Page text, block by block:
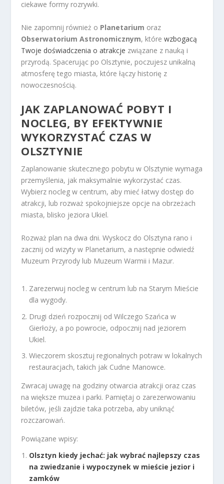
ciekawe formy rozrywki.
Nie zapomnij również o Planetarium oraz
Obserwatorium Astronomicznym, którewzbogacą
Twoje doświadczenia o atrakcje związane z nauką i
przyrodą. Spacerując po Olsztynie, poczujesz unikalną
atmosferę tego miasta, które łączy historię z
nowoczesnością.
JAK ZAPLANOWAĆ POBYT I
NOCLEG, BY EFEKTYWNIE
WYKORZYSTAĆ CZAS W
OLSZTYNIE
Zaplanowanie skutecznego pobytu w Olsztynie wymaga
przemyślenia, jak maksymalnie wykorzystać czas.
Wybierz nocleg w centrum, aby mieć łatwy dostęp do
atrakcji, lub rozważ spokojniejsze opcje na obrzeżach
miasta, blisko jeziora Ukiel.
Rozważ plan na dwa dni. Wyskocz do Olsztyna rano i
zacznij od wizyty w Planetarium, a następnie odwiedź
Muzeum Przyrody lub Muzeum Warmii i Mazur.
Zarezerwuj nocleg w centrum lub na Starym Mieście
dla wygody.
Drugi dzień rozpocznij od Wilczego Szańca w
Gierłoży, a po powrocie, odpocznij nad jeziorem
Ukiel.
Wieczorem skosztuj regionalnych potraw w lokalnych
restauracjach, takich jak Cudne Manowce.
Zwracaj uwagę na godziny otwarcia atrakcji oraz czas
na większe muzea i parki. Pamiętaj o zarezerwowaniu
biletów, jeśli zajdzie taka potrzeba, aby uniknąć
rozczarowań.
Powiązane wpisy:
Olsztyn kiedy jechać: jak wybrać najlepszy czas
na zwiedzanie i wypoczynek w mieście jezior i
zamków